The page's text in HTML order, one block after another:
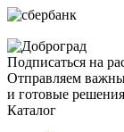
Подписаться на
Отправляем
и готовые решения
Каталог